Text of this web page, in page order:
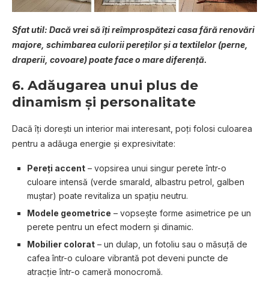
Sfat util: Dacă vrei să îți reîmprospătezi casa fără renovări
majore, schimbarea culorii pereților și a textilelor (perne,
draperii, covoare) poate face o mare diferență.
6. Adăugarea unui plus de
dinamism și personalitate
Dacă îți dorești un interior mai interesant, poți folosi culoarea
pentru a adăuga energie și expresivitate:
Pereți accent – vopsirea unui singur perete într-o
culoare intensă (verde smarald, albastru petrol, galben
muștar) poate revitaliza un spațiu neutru.
Modele geometrice – vopsește forme asimetrice pe un
perete pentru un efect modern și dinamic.
Mobilier colorat – un dulap, un fotoliu sau o măsuță de
cafea într-o culoare vibrantă pot deveni puncte de
atracție într-o cameră monocromă.